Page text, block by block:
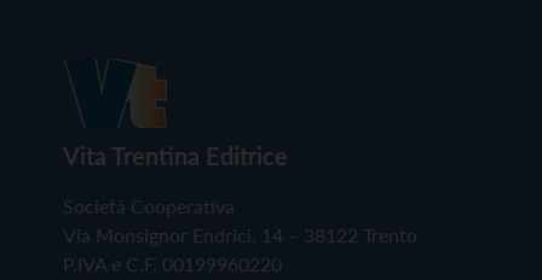
Vita Trentina Editrice
Società Cooperativa
Via Monsignor Endrici, 14 – 38122 Trento
P.IVA e C.F. 00199960220